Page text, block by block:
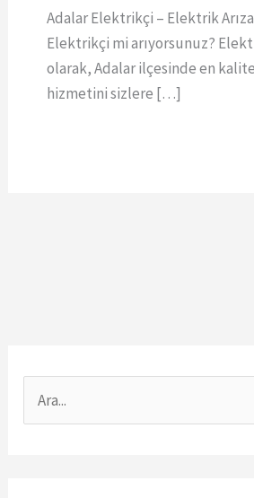
Adalar Elektrikçi – Elektrik
Elektrikçi mi arıyorsunuz?
olarak, Adalar ilçesinde en
hizmetini sizlere […]